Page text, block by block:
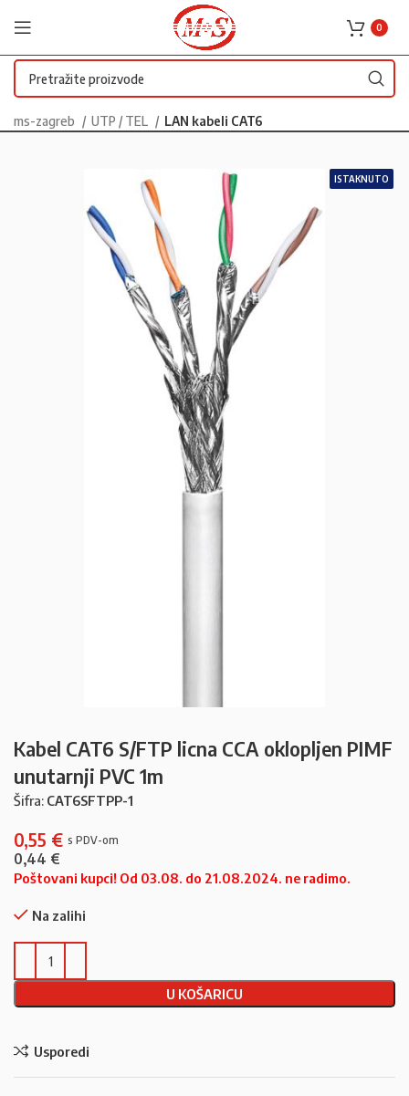
0
ms-zagreb UTP / TEL LAN kabeli CAT6
ISTAKNUTO
Kabel CAT6 S/FTP licna CCA oklopljen PIMF
unutarnji PVC 1m
Šifra: CAT6SFTPP-1
0,55 €
0,44 €
Poštovani kupci! Od 03.08. do 21.08.2024. ne radimo.
Na zalihi
U KOŠARICU
Usporedi